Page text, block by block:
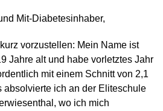
Mit-Diabetesinhaber,
vorzustellen: Mein Name ist
Jahre alt und habe vorletztes Jahr
mit einem Schnitt von 2,1
absolvierte ich an der Eliteschule
wo ich mich